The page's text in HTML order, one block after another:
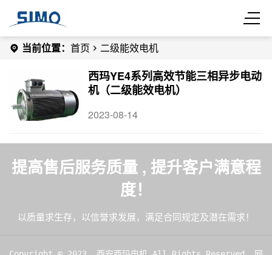
当前位置： 首页 二级能效电机
西玛YE4系列高效节能三相异步电动
机（二级能效电机）
2023-08-14
提高售后服务质量 , 提升客户满意程
度！
以质量求生存，以信誉求发展，满足合同规定及潜在需求！